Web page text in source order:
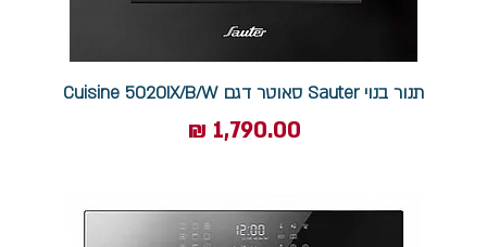
תנור בנוי Sauter סאוטר דגם Cuisine 5020IX/B/W
מחיר